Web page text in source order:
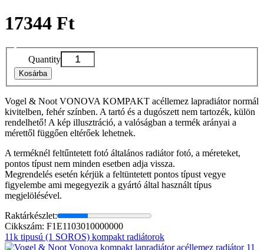
17344 Ft
Quantity
Kosárba
Vogel & Noot VONOVA KOMPAKT acéllemez lapradiátor normál
kivitelben, fehér színben. A tartó és a dugószett nem tartozék, külön
rendelhető! A kép illusztráció, a valóságban a termék arányai a
mérettől függően eltérőek lehetnek.
A terméknél feltűntetett fotó általános radiátor fotó, a méreteket,
pontos típust nem minden esetben adja vissza.
Megrendelés esetén kérjük a feltüntetett pontos típust vegye
figyelembe ami megegyezik a gyártó által használt típus
megjelölésével.
Raktárkészlet:
Cikkszám: F1E1103010000000
11k tipusú (1 SOROS) kompakt radiátorok